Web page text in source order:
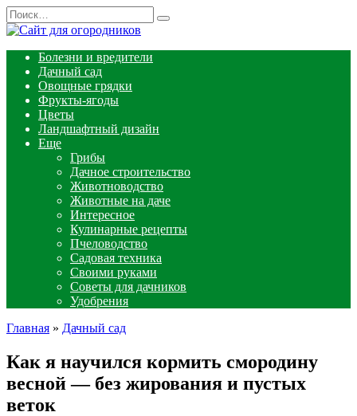
Перейти
к
содержанию
Search
for:
Болезни и вредители
Дачный сад
Овощные грядки
Фрукты-ягоды
Цветы
Ландшафтный дизайн
Еще
Грибы
Дачное строительство
Животноводство
Животные на даче
Интересное
Кулинарные рецепты
Пчеловодство
Садовая техника
Своими руками
Советы для дачников
Удобрения
Главная » Дачный сад
Как я научился кормить смородину
весной — без жирования и пустых
веток